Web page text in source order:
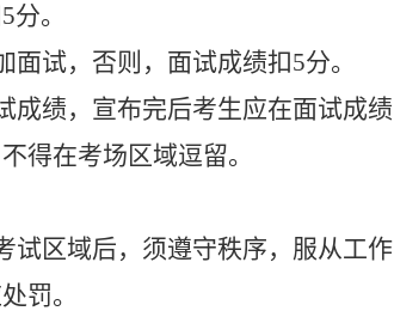
。
试，否则，面试成绩扣5分。
成绩，宣布完后考生应在面试成绩
得在考场区域逗留。
试区域后，须遵守秩序，服从工作
罚。